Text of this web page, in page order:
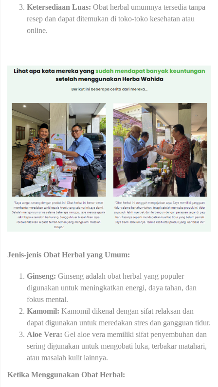
Ketersediaan Luas: Obat herbal umumnya tersedia tanpa
resep dan dapat ditemukan di toko-toko kesehatan atau
online.
Jenis-jenis Obat Herbal yang Umum:
Ginseng: Ginseng adalah obat herbal yang populer
digunakan untuk meningkatkan energi, daya tahan, dan
fokus mental.
Kamomil: Kamomil dikenal dengan sifat relaksan dan
dapat digunakan untuk meredakan stres dan gangguan tidur.
Aloe Vera: Gel aloe vera memiliki sifat penyembuhan dan
sering digunakan untuk mengobati luka, terbakar matahari,
atau masalah kulit lainnya.
Ketika Menggunakan Obat Herbal: